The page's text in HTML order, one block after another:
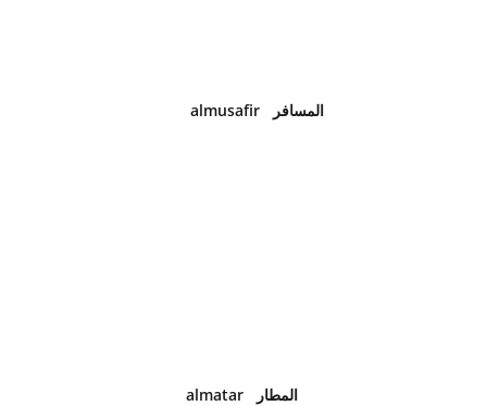
almatar
   المطار
almusafir   المسافر